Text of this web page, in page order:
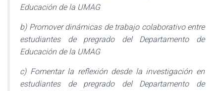
Educación de la UMAG
b) Promover dinámicas de trabajo colaborativo entre
estudiantes de pregrado del Departamento de
Educación de la UMAG
c) Fomentar la reflexión desde la investigación en
estudiantes de pregrado del Departamento de